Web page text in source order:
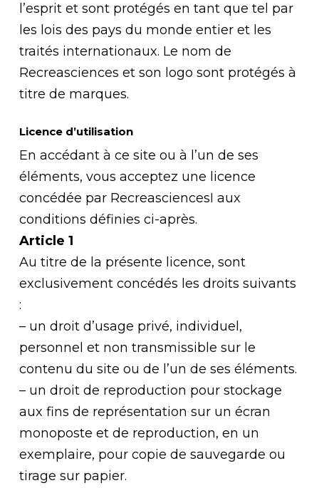
l’esprit et sont protégés en tant que tel par
les lois des pays du monde entier et les
traités internationaux. Le nom de
Recreasciences et son logo sont protégés à
titre de marques.
Licence d’utilisation
En accédant à ce site ou à l’un de ses
éléments, vous acceptez une licence
concédée par RecreasciencesI aux
conditions définies ci-après.
Article 1
Au titre de la présente licence, sont
exclusivement concédés les droits suivants
:
– un droit d’usage privé, individuel,
personnel et non transmissible sur le
contenu du site ou de l’un de ses éléments.
– un droit de reproduction pour stockage
aux fins de représentation sur un écran
monoposte et de reproduction, en un
exemplaire, pour copie de sauvegarde ou
tirage sur papier.